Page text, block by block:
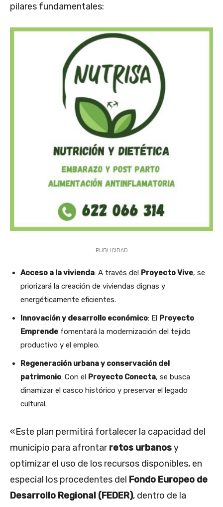
pilares fundamentales:
PUBLICIDAD
Acceso a la vivienda: A través del Proyecto Vive, se
priorizará la creación de viviendas dignas y
energéticamente eficientes.
Innovación y desarrollo económico: El Proyecto
Emprende fomentará la modernización del tejido
productivo y el empleo.
Regeneración urbana y conservación del
patrimonio: Con el Proyecto Conecta, se busca
dinamizar el casco histórico y preservar el legado
cultural.
«Este plan permitirá fortalecer la capacidad del
municipio para afrontarretos urbanosy
optimizar el uso de los recursos disponibles, en
especial los procedentes del Fondo Europeo de
Desarrollo Regional (FEDER), dentro de la